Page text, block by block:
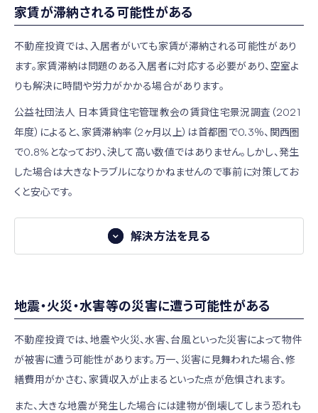
かを判断するには「重要事項調査報告書」という書類をチェ
ックしましょう。ここには下記のような項目が記載されていま
す。
・修繕積立金総額
・管理費、修繕積立金の滞納額（マンション全体と購
入予定の部屋）
・管理費、修繕積立金の改定予定
・管理組合の借入金の有無
・大規模修繕工事の予定
・アスベスト調査や耐震診断の有無
・修繕工事履歴
修繕積立金が十分に貯まっているか、これまで適切な修繕が
についてしっかり確認しましょう。
賃貸需要が高い立地の物件は経年変化しても家賃が下落し
づらい傾向がありますので、立地の良い物件を選ぶことで家
賃下落を抑制できます。
また、周囲に賃貸物件が多い場合、家賃の下落は経年だけで
はなくライバル物件との競合により空室が続くことも一因と
なります。そのため、入居者にできるだけ長く入居してもらえ
るよう、建物や内装・設備の維持・メンテナンスを適切に行う
ことも重要です。
人気の高い設備機器を導入する
人気の高い設備機器の導入はライバル物件に対するアドバ
例として、単身者向けの賃貸物件で人気の高い設備は次のよ
うなものがあります。区分所有マンションで対応できるものも
あり、費用対効果が高い場合もあるでしょう。
・インターネット無料／高速インターネット
・エントランスのオートロック
家賃が滞納される可能性がある
不動産投資では、入居者がいても家賃が滞納される可能性があり
ます。家賃滞納は問題のある入居者に対応する必要があり、空室よ
りも解決に時間や労力がかかる場合があります。
公益社団法人 日本賃貸住宅管理教会の賃貸住宅景況調査（2021
年度）によると、家賃滞納率（2ヶ月以上）は首都圏で0.3％、関西圏
で0.8%となっており、決して高い数値ではありません。しかし、発生
した場合は大きなトラブルになりかねませんので事前に対策してお
くと安心です。
家賃滞納の発生を防ぐには、入居審査が重要です。家賃を滞
納してしまいそうな人を入居させないようにすれば、滞納の
可能性を抑制できます。
入居審査は賃貸管理会社に委託するケースが多いですが、
賃貸管理会社は、年収や勤務先、勤続年数などから入居者の
解決方法を見る
地震・火災・水害等の災害に遭う可能性がある
不動産投資では、地震や火災、水害、台風といった災害によって物件
が被害に遭う可能性があります。万一、災害に見舞われた場合、修
繕費用がかさむ、家賃収入が止まるといった点が危惧されます。
また、大きな地震が発生した場合には建物が倒壊してしまう恐れも